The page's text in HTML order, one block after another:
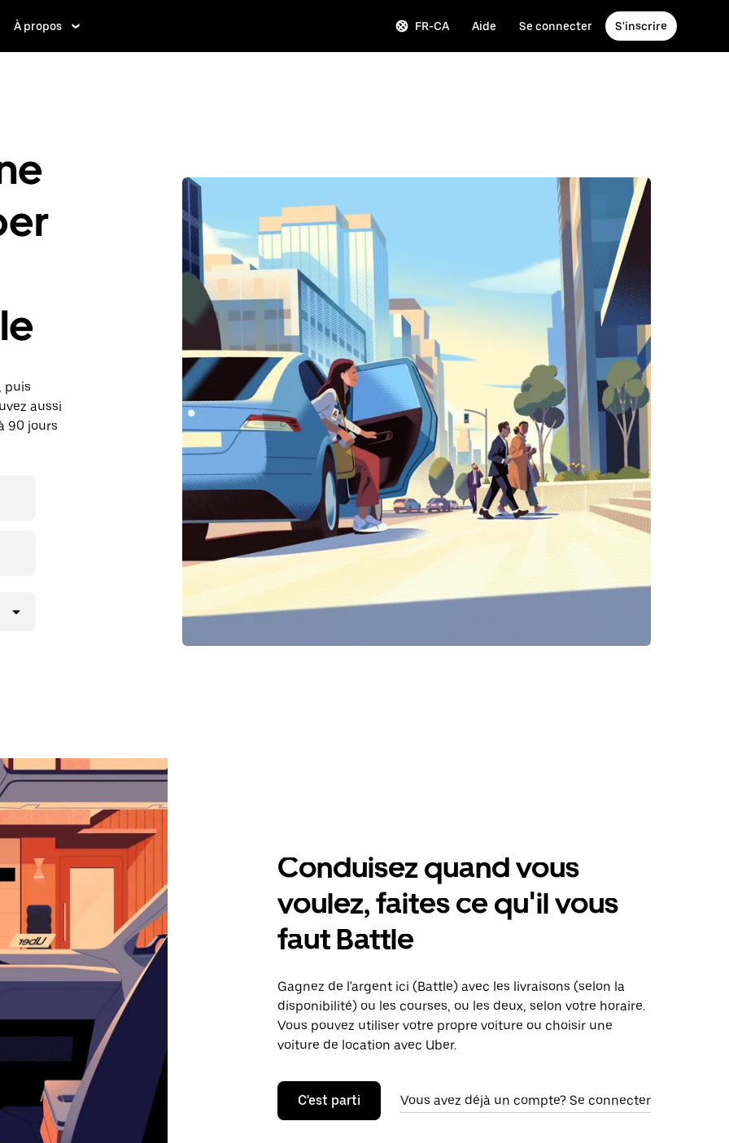
À propos FR-CA Aide Se connecter S'inscrire
puis
aussi
90 jours
Conduisez quand vous
voulez, faites ce qu'il vous
faut Battle
Gagnez de l'argent ici (Battle) avec les livraisons (selon la
disponibilité) ou les courses, ou les deux, selon votre horaire.
Vous pouvez utiliser votre propre voiture ou choisir une
voiture de location avec Uber.
C'est parti Vous avez déjà un compte? Se connecter